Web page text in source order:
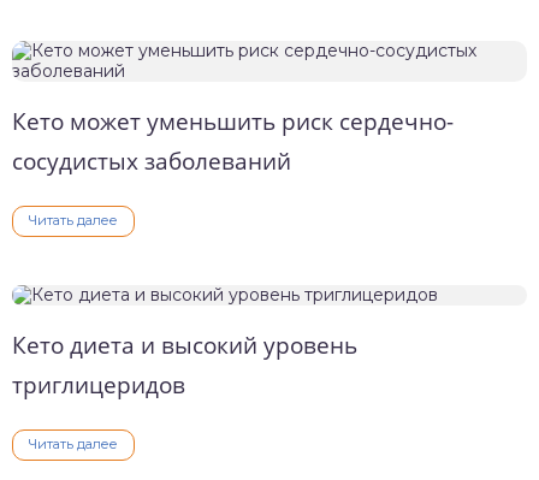
Кето может уменьшить риск сердечно-
сосудистых заболеваний
Читать далее
Кето диета и высокий уровень
триглицеридов
Читать далее